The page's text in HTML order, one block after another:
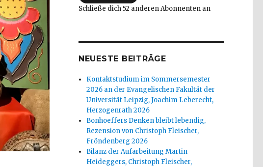
Schließe dich 52 anderen Abonnenten an
NEUESTE BEITRÄGE
Kontaktstudium im Sommersemester
2026 an der Evangelischen Fakultät der
Universität Leipzig, Joachim Leberecht,
Herzogenrath 2026
Bonhoeffers Denken bleibt lebendig,
Rezension von Christoph Fleischer,
Fröndenberg 2026
Bilanz der Aufarbeitung Martin
Heideggers, Christoph Fleischer,